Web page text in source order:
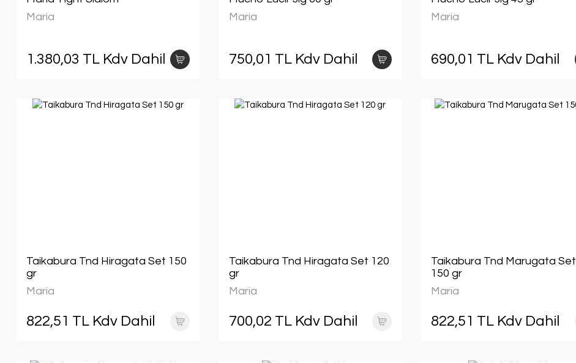
Maria
1.380,03 TL Kdv Dahil
Maria
750,01 TL Kdv Dahil
Maria
690,01 TL Kdv Dahil
Taikabura Tnd Hiragata Set 150
gr
Maria
822,51 TL Kdv Dahil
Taikabura Tnd Hiragata Set 120
gr
Maria
700,02 TL Kdv Dahil
Taikabura Tnd Marugata Set
150 gr
Maria
822,51 TL Kdv Dahil